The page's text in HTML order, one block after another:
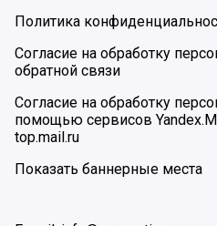
Политика
Согласие на обработку
обратной связи
Согласие на обработку
помощью сервисов
top.mail.ru
Показать баннерные места